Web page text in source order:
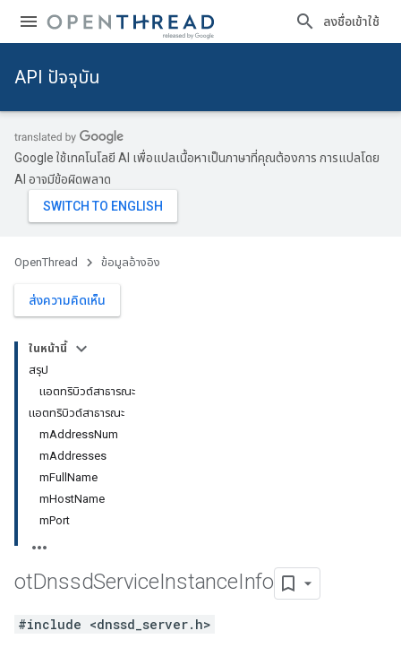
ลงชื่อเข้าใช้
API ปัจจุบัน
Google ใช้เทคโนโลยี AI เพื่อแปลเนื้อหาเป็นภาษาที่คุณต้องการ การแปลโดย
AI อาจมีข้อผิดพลาด
OpenThread ข้อมูลอ้างอิง
ส่งความคิดเห็น
ในหน้านี้
สรุป
แอตทริบิวต์สาธารณะ
แอตทริบิวต์สาธารณะ
mAddressNum
mAddresses
mFullName
mHostName
mPort
otDnssdServiceInstanceInfo
#include <dnssd_server.h>